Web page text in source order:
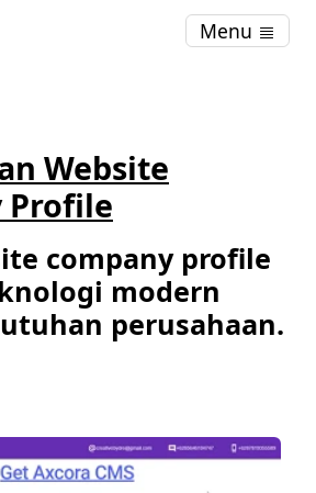
Menu
Website
Profile
company profile
modern
perusahaan.